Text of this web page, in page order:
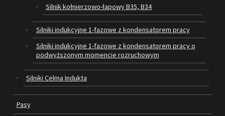
SERWIS I REGENERACJA MASZYN
PROMOCJE
REGULAMIN
KATALOGI
OBRABIARKI DO DREWNA
SILNIKI ELEKTRYCZNE
Silnik kołnierzowo-łapowy B35, B34
Silniki indukcyjne 1-fazowe z kondensatorem pracy
Silniki indukcyjne 1-fazowe z kondensatorem pracy o
podwyższonym momencie rozruchowym
Silniki Celma Indukta
Pasy